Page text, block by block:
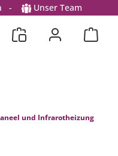
- Unser Team
und Infrarotheizung